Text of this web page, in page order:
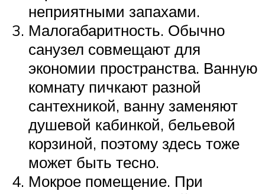
неприятными запахами.
Малогабаритность. Обычно
санузел совмещают для
экономии пространства. Ванную
комнату пичкают разной
сантехникой, ванну заменяют
душевой кабинкой, бельевой
корзиной, поэтому здесь тоже
может быть тесно.
Мокрое помещение. При